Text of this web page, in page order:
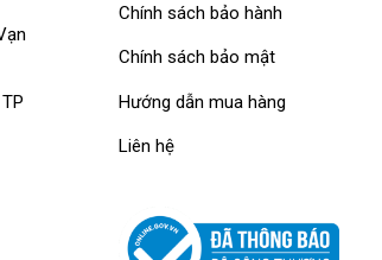
Chính sách bảo hành
Chính sách bảo mật
Hướng dẫn mua hàng
Liên hệ